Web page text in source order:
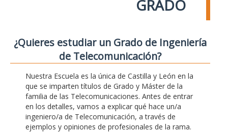
GRADO
¿Quieres estudiar un Grado de Ingeniería
de Telecomunicación?
Nuestra Escuela es la única de Castilla y León en la
que se imparten títulos de Grado y Máster de la
familia de las Telecomunicaciones. Antes de entrar
en los detalles, vamos a explicar qué hace un/a
ingeniero/a de Telecomunicación, a través de
ejemplos y opiniones de profesionales de la rama.